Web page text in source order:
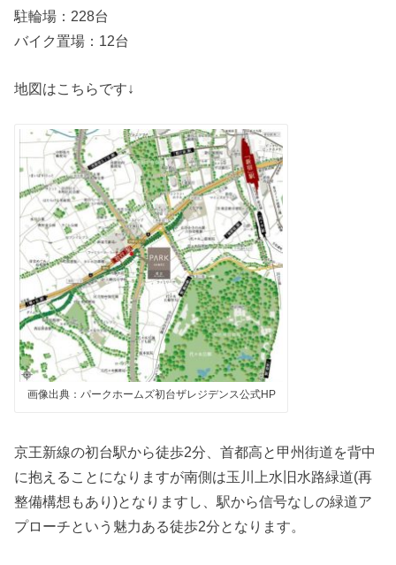
駐輪場：228台
バイク置場：12台
地図はこちらです↓
画像出典：パークホームズ初台ザレジデンス公式HP
京王新線の初台駅から徒歩2分、首都高と甲州街道を背中
に抱えることになりますが南側は玉川上水旧水路緑道(再
整備構想もあり)となりますし、駅から信号なしの緑道ア
プローチという魅力ある徒歩2分となります。